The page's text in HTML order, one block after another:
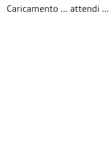
Caricamento ... attendi ...